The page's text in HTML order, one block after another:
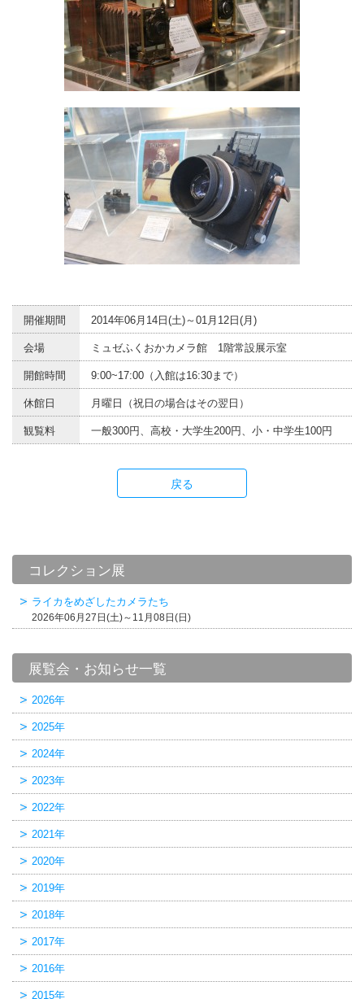
開催期間 2014年06月14日(土)～01月12日(月)
会場 ミュゼふくおかカメラ館 1階常設展示室
開館時間 9:00~17:00（入館は16:30まで）
休館日 月曜日（祝日の場合はその翌日）
観覧料 一般300円、高校・大学生200円、小・中学生100円
戻る
コレクション展
ライカをめざしたカメラたち
2026年06月27日(土)～11月08日(日)
展覧会・お知らせ一覧
2026年
2025年
2024年
2023年
2022年
2021年
2020年
2019年
2018年
2017年
2016年
2015年